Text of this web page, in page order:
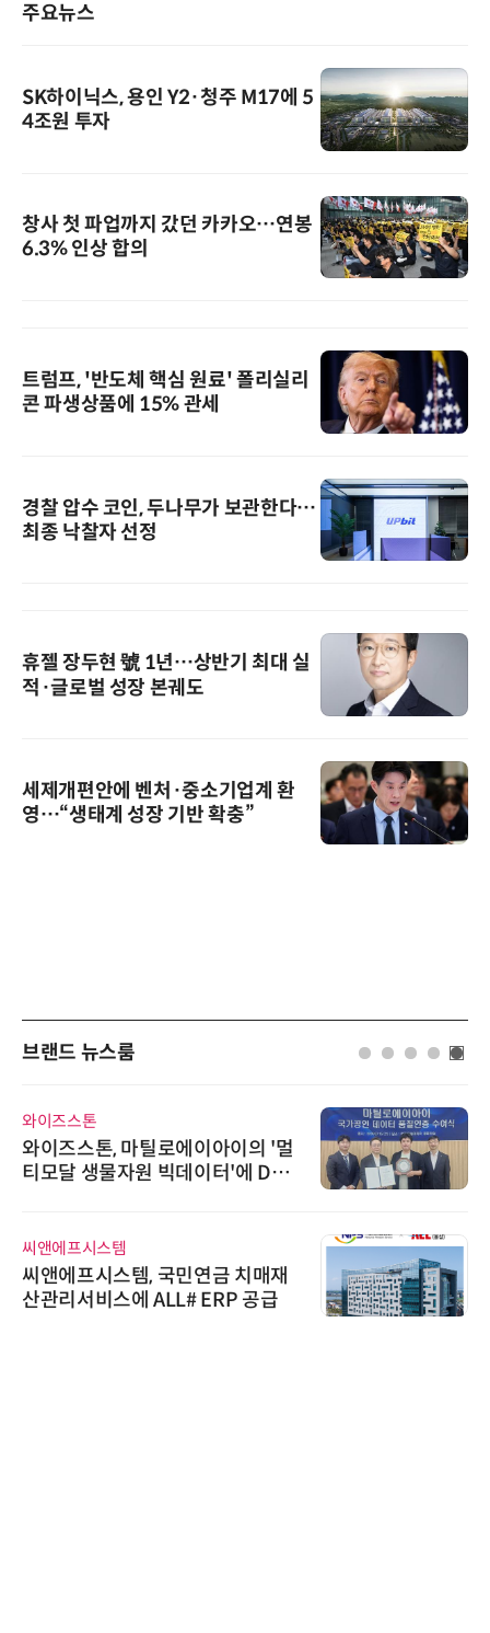
주요뉴스
SK하이닉스, 용인 Y2·청주 M17에 5
4조원 투자
창사 첫 파업까지 갔던 카카오…연봉
6.3% 인상 합의
트럼프, '반도체 핵심 원료' 폴리실리
콘 파생상품에 15% 관세
경찰 압수 코인, 두나무가 보관한다…
최종 낙찰자 선정
휴젤 장두현 號 1년…상반기 최대 실
적·글로벌 성장 본궤도
세제개편안에 벤처·중소기업계 환
영…“생태계 성장 기반 확충”
브랜드 뉴스룸
'자동화 산업의 새로운 가능성'…
인아그룹 전국 7개 도시 세미나 페
디에스앤지
디에스앤지, 'AI EXPO KOREA 20
26' 참가 성료… AI 전 생애주기 아